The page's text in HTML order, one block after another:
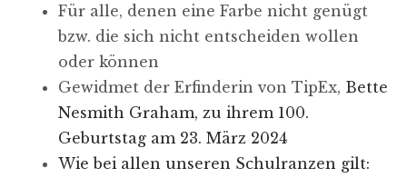
Für alle, denen eine Farbe nicht genügt
bzw. die sich nicht entscheiden wollen
oder können
Gewidmet der Erfinderin von TipEx, Bette
Nesmith Graham, zu ihrem 100.
Geburtstag am 23. März 2024
Wie bei allen unseren Schulranzen gilt: